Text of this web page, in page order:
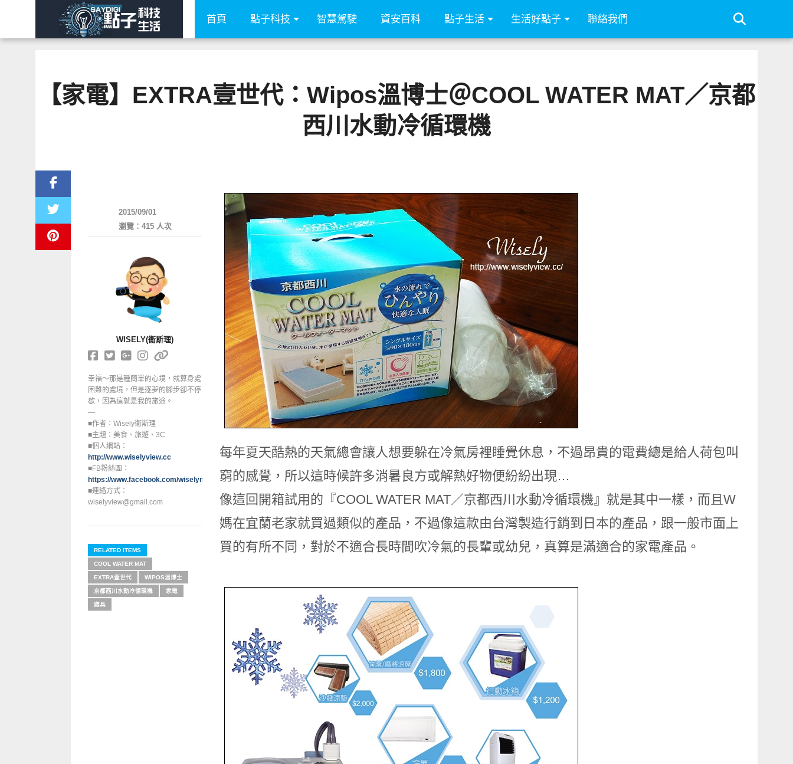
首頁 點子科技 智慧駕駛 資安百科 點子生活 生活好點子 聯絡我們
【家電】EXTRA壹世代：Wipos溫博士＠COOL WATER MAT／京都
西川水動冷循環機
每年夏天酷熱的天氣總會讓人想要躲在冷氣房裡睡覺休息，不過昂貴的電費總是給人荷包叫
窮的感覺，所以這時候許多消暑良方或解熱好物便紛紛出現…
像這回開箱試用的『COOL WATER MAT／京都西川水動冷循環機』就是其中一樣，而且W
媽在宜蘭老家就買過類似的產品，不過像這款由台灣製造行銷到日本的產品，跟一般市面上
買的有所不同，對於不適合長時間吹冷氣的長輩或幼兒，真算是滿適合的家電產品。
2015/09/01
瀏覽：415 人次
WISELY(衞斯理)
幸福～那是種簡單的心境，就算身處
困難的處境，但是逐夢的腳步卻不停
歇，因為這就是我的旅途。
—
■作者：Wisely衞斯理
■主題：美食、旅遊、3C
■個人網站：
http://www.wiselyview.cc
■FB粉絲團：
https://www.facebook.com/wiselymood
■連絡方式：
wiselyview@gmail.com
RELATED ITEMS
COOL WATER MAT
EXTRA壹世代 WIPOS溫博士
京都西川水動冷循環機 家電
寢具